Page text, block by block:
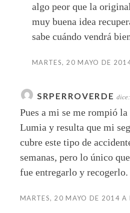
algo peor que la
muy buena idea
sabe cuándo vendrá
MARTES, 20 MAYO DE
SRPERROVERDE dice:
Pues a mi se me rompió
Lumia y resulta que mi
cubre este tipo de
semanas, pero lo único
fue entregarlo y recogerlo.
MARTES, 20 MAYO DE 2014 A